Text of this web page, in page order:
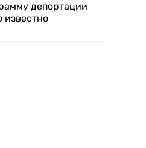
депортации
известно